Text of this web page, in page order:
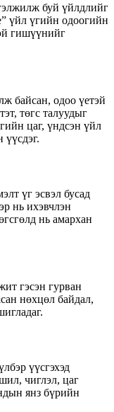
буй үйлдлийг
үйл үгийн одоогийн
гишүүнийг
байсан, одоо үетэй
төгс талуудыг
цаг, үндсэн үйл
үг эсвэл бусад
нь ихэвчлэн
нь амархан
гэсэн гурван
нөхцөл байдал,
үүсгэхэд
чиглэл, цаг
янз бүрийн